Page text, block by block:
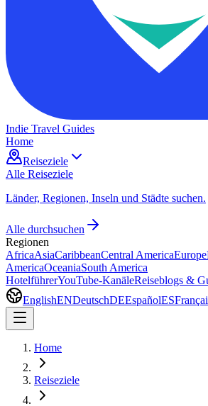
Indie Travel Guides
Home
Reiseziele
Alle Reiseziele
Länder, Regionen, Inseln und Städte suchen.
Alle durchsuchen
Regionen
AfricaAsiaCaribbeanCentral AmericaEurope
AmericaOceaniaSouth America
HotelführerYouTube-KanäleReiseblogs &
EnglishENDeutschDEEspañolES
Home
Reiseziele